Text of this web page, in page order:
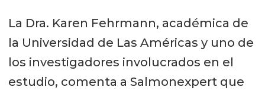
La Dra. Karen Fehrmann, académica de
la Universidad de Las Américas y uno de
los investigadores involucrados en el
estudio, comenta a Salmonexpert que